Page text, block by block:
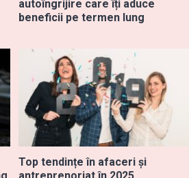
autoîngrijire care îți aduce
beneficii pe termen lung
Top tendințe în afaceri și